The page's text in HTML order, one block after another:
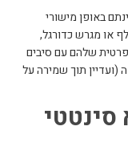
באופן מישורי
או מגרש כדורגל,
שלהם עם סיבים
(ועדיין תוך שמירה על
סינטטי